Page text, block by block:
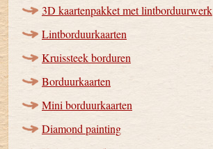
3D kaartenpakket met lintborduurwerk
Lintborduurkaarten
Kruissteek borduren
Borduurkaarten
Mini borduurkaarten
Diamond painting